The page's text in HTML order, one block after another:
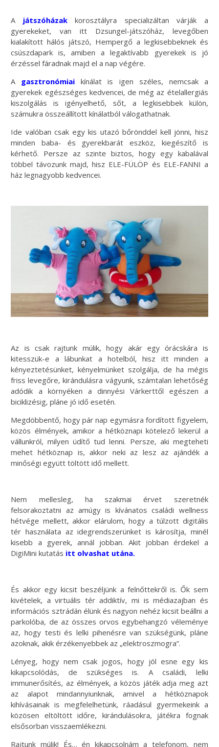
A játszóházakkorosztályra specializáltan várják a
gyerekeket, van itt Dzsungel-játszóház, levegőben
kialakított hálós játszó, Hempergő a legkisebbeknek és
csúszdapark is, amiben a legaktívabb gyerekek is jó
érzéssel fáradnak majd el a nap végére.
A gasztronómiai kínálat is igen széles, nemcsak a
gyerekek egészséges kedvencei, de még az ételallergiás
kiszolgálás is igényelhető, sőt, a legkisebbek külön,
számukra összeállított kínálatból válogathatnak.
Ide valóban csak egy kis utazó bőrönddel kell jönni, hisz
minden baba- és gyerekbarát eszköz, kiegészítő is
kérhető. Persze az szinte biztos, hogy egy kabalával
többel távozunk majd, hisz ELE-FÜLÖP és ELE-FANNI a
ház legnagyobb kedvencei.
Az is csak rajtunk múlik, hogy akár egy órácskára is
kitesszük-e a lábunkat a hotelból, hisz itt minden a
kényeztetésünket, kényelmünket szolgálja, de ha mégis
friss levegőre, kirándulásra vágyunk, számtalan lehetőség
adódik a környéken a dinnyési Várkerttől egészen a
biciklizésig, pláne jó idő esetén.
Megdöbbentő, hogy pár nap egymásra fordított figyelem,
közös élmények, amikor a hétköznapi kötelező lekerül a
vállunkról, milyen üdítő tud lenni. Persze, aki megteheti
mehet hétköznap is, akkor neki az lesz az ajándék a
minőségi együtt töltött idő mellett.
Nem mellesleg, ha szakmai érvet szeretnék
felsorakoztatni az amúgy is kívánatos családi wellness
hétvége mellett, akkor elárulom, hogy a túlzott digitális
tér használata az idegrendszerünket is károsítja, minél
kisebb a gyerek, annál jobban. Akit jobban érdekel a
DigiMini kutatás itt olvashat utána.
És akkor egy kicsit beszéljünk a felnőttekről is. Ők sem
kivételek, a virtuális tér addiktív, mi is médiazajban és
információs sztrádán élünk és nagyon nehéz kicsit beállni a
parkolóba, de az összes orvos egybehangzó véleménye
az, hogy testi és lelki pihenésre van szükségünk, pláne
azoknak, akik érzékenyebbek az „elektroszmogra”.
Lényeg, hogy nem csak jogos, hogy jól esne egy kis
kikapcsolódás, de szükséges is. A családi, lelki
immunerősítés, az élmények, a közös játék adja meg azt
az alapot mindannyiunknak, amivel a hétköznapok
kihívásainak is megfelelhetünk, ráadásul gyermekeink a
közösen eltöltött időre, kirándulásokra, játékra fognak
elsősorban visszaemlékezni.
Rajtunk múlik! És… én kikapcsolnám a telefonom, nem